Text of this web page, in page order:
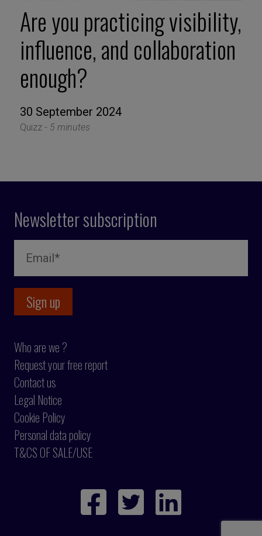
Are you practicing visibility,
influence, and collaboration
enough?
30 September 2024
Quizz - 5 minutes
Newsletter subscription
Who are we ?
Request your free report
Contact us
Legal Notice
Cookie Policy
Personal data policy
T&CS OF SALE/USE